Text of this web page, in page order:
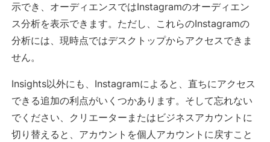
示でき、オーディエンスではInstagramのオーディエン
ス分析を表示できます。ただし、これらのInstagramの
分析には、現時点ではデスクトップからアクセスできま
せん。
Insights以外にも、Instagramによると、直ちにアクセス
できる追加の利点がいくつかあります。そして忘れない
でください、クリエーターまたはビジネスアカウントに
切り替えると、アカウントを個人アカウントに戻すこと